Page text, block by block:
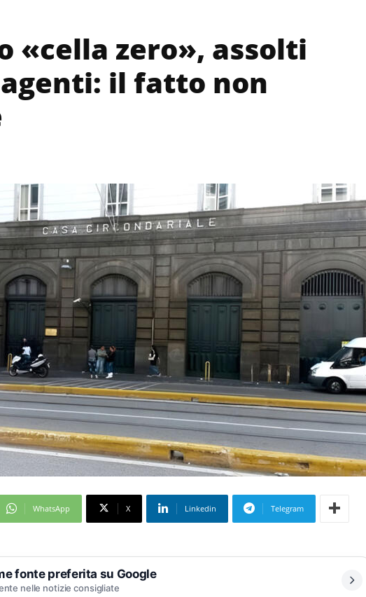
«cella zero», assolti
il fatto non
WhatsApp X Linkedin Telegram
fonte preferita su Google
nelle notizie consigliate